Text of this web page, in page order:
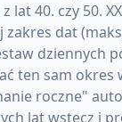
lat 40. czy 50.
zakres dat
dziennych
ten sam
roczne"
lat wstecz i